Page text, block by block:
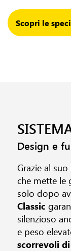
Scopri le
Design e
Grazie al suo
che mette le
solo dopo
Classic
silenzioso
e peso
scorrevoli